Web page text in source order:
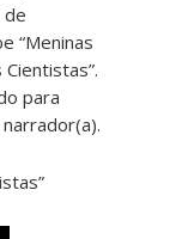
de
“Meninas
Cientistas”.
para